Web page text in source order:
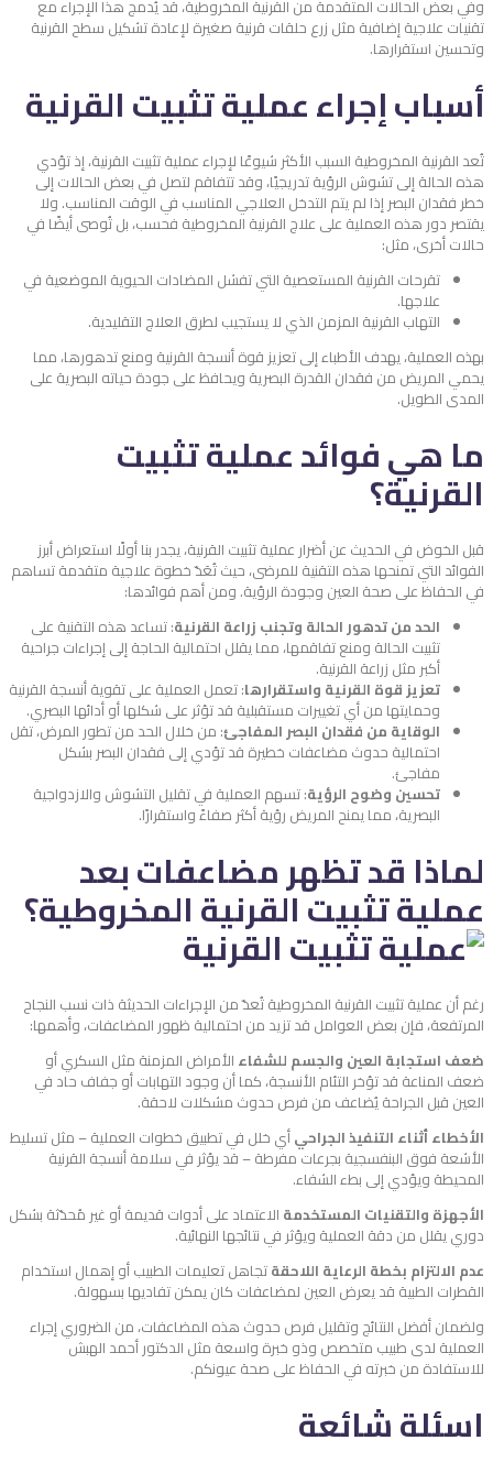
وفي بعض الحالات المتقدمة من القرنية المخروطية، قد يُدمج هذا الإجراء مع
تقنيات علاجية إضافية مثل زرع حلقات قرنية صغيرة لإعادة تشكيل سطح القرنية
وتحسين استقرارها.
أسباب إجراء عملية تثبيت القرنية
تُعد القرنية المخروطية السبب الأكثر شيوعًا لإجراء عملية تثبيت القرنية، إذ تؤدي
هذه الحالة إلى تشوش الرؤية تدريجيًا، وقد تتفاقم لتصل في بعض الحالات إلى
خطر فقدان البصر إذا لم يتم التدخل العلاجي المناسب في الوقت المناسب. ولا
يقتصر دور هذه العملية على علاج القرنية المخروطية فحسب، بل تُوصى أيضًا في
حالات أخرى، مثل:
تقرحات القرنية المستعصية التي تفشل المضادات الحيوية الموضعية في
علاجها.
التهاب القرنية المزمن الذي لا يستجيب لطرق العلاج التقليدية.
بهذه العملية، يهدف الأطباء إلى تعزيز قوة أنسجة القرنية ومنع تدهورها، مما
يحمي المريض من فقدان القدرة البصرية ويحافظ على جودة حياته البصرية على
المدى الطويل.
ما هي فوائد عملية تثبيت
القرنية؟
قبل الخوض في الحديث عن أضرار عملية تثبيت القرنية، يجدر بنا أولًا استعراض أبرز
الفوائد التي تمنحها هذه التقنية للمرضى، حيث تُعَدّ خطوة علاجية متقدمة تساهم
في الحفاظ على صحة العين وجودة الرؤية. ومن أهم فوائدها:
الحد من تدهور الحالة وتجنب زراعة القرنية: تساعد هذه التقنية على
تثبيت الحالة ومنع تفاقمها، مما يقلل احتمالية الحاجة إلى إجراءات جراحية
أكبر مثل زراعة القرنية.
تعزيز قوة القرنية واستقرارها: تعمل العملية على تقوية أنسجة القرنية
وحمايتها من أي تغييرات مستقبلية قد تؤثر على شكلها أو أدائها البصري.
الوقاية من فقدان البصر المفاجئ: من خلال الحد من تطور المرض، تقل
احتمالية حدوث مضاعفات خطيرة قد تؤدي إلى فقدان البصر بشكل
مفاجئ.
تحسين وضوح الرؤية: تسهم العملية في تقليل التشوش والازدواجية
البصرية، مما يمنح المريض رؤية أكثر صفاءً واستقرارًا.
لماذا قد تظهر مضاعفات بعد
عملية تثبيت القرنية المخروطية؟
رغم أن عملية تثبيت القرنية المخروطية تُعدّ من الإجراءات الحديثة ذات نسب النجاح
المرتفعة، فإن بعض العوامل قد تزيد من احتمالية ظهور المضاعفات، وأهمها:
ضعف استجابة العين والجسم للشفاء الأمراض المزمنة مثل السكري أو
ضعف المناعة قد تؤخر التئام الأنسجة، كما أن وجود التهابات أو جفاف حاد في
العين قبل الجراحة يُضاعف من فرص حدوث مشكلات لاحقة.
الأخطاء أثناء التنفيذ الجراحيأي خلل في تطبيق خطوات العملية – مثل تسليط
الأشعة فوق البنفسجية بجرعات مفرطة – قد يؤثر في سلامة أنسجة القرنية
المحيطة ويؤدي إلى بطء الشفاء.
الأجهزة والتقنيات المستخدمة الاعتماد على أدوات قديمة أو غير مُحدّثة بشكل
دوري يقلل من دقة العملية ويؤثر في نتائجها النهائية.
عدم الالتزام بخطة الرعاية اللاحقةتجاهل تعليمات الطبيب أو إهمال استخدام
القطرات الطبية قد يعرض العين لمضاعفات كان يمكن تفاديها بسهولة.
ولضمان أفضل النتائج وتقليل فرص حدوث هذه المضاعفات، من الضروري إجراء
العملية لدى طبيب متخصص وذو خبرة واسعة مثل الدكتور أحمد الهبش
للاستفادة من خبرته في الحفاظ على صحة عيونكم.
اسئلة شائعة